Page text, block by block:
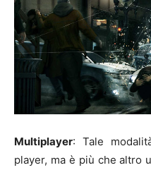
Multiplayer: Tale
player, ma è più che altro